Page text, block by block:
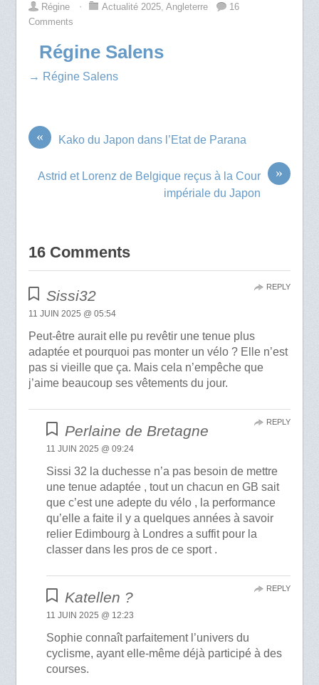
Régine ⋅ Actualité 2025, Angleterre
16
Comments
Régine Salens
→ Régine Salens
« Kako du Japon dans l’Etat de Parana
»
Astrid et Lorenz de Belgique reçus à la Cour
impériale du Japon
16 Comments
Sissi32
11 JUIN 2025 @ 05:54
Peut-être aurait elle pu revêtir une tenue plus
adaptée et pourquoi pas monter un vélo ? Elle n’est
pas si vieille que ça. Mais cela n’empêche que
j’aime beaucoup ses vêtements du jour.
REPLY
Perlaine de Bretagne
11 JUIN 2025 @ 09:24
Sissi 32 la duchesse n’a pas besoin de mettre
une tenue adaptée , tout un chacun en GB sait
que c’est une adepte du vélo , la performance
qu’elle a faite il y a quelques années à savoir
relier Edimbourg à Londres a suffit pour la
classer dans les pros de ce sport .
REPLY
Katellen ?
11 JUIN 2025 @ 12:23
Sophie connaît parfaitement l’univers du
cyclisme, ayant elle-même déjà participé à des
courses.
REPLY